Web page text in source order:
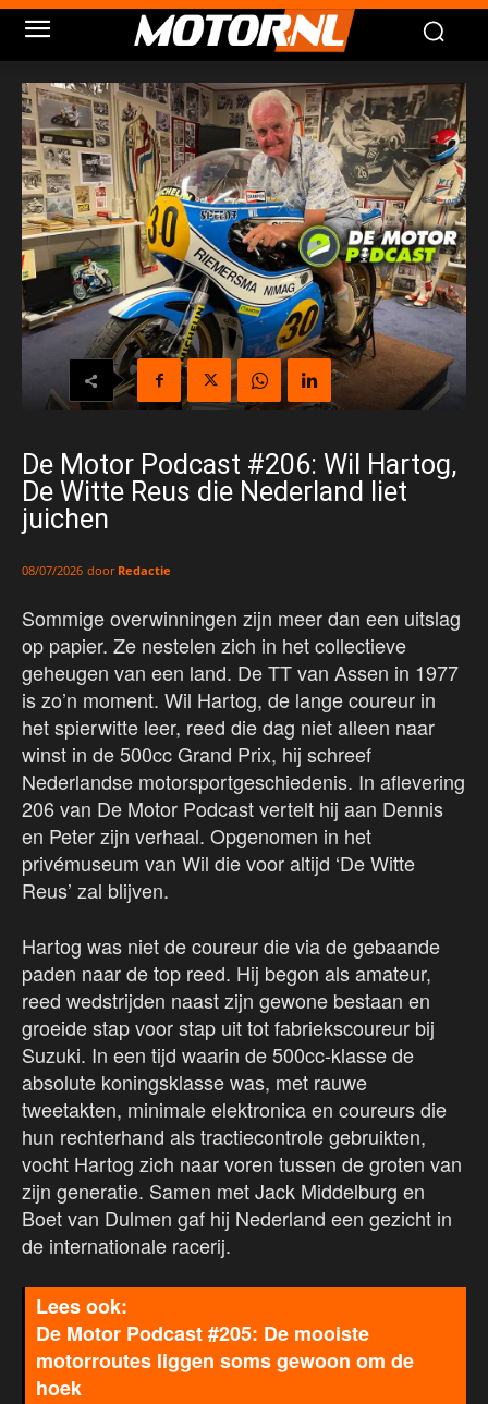
De Motor Podcast #206: Wil Hartog,
De Witte Reus die Nederland liet
juichen
08/07/2026 door Redactie
Sommige overwinningen zijn meer dan een uitslag
op papier. Ze nestelen zich in het collectieve
geheugen van een land. De TT van Assen in 1977
is zo’n moment. Wil Hartog, de lange coureur in
het spierwitte leer, reed die dag niet alleen naar
winst in de 500cc Grand Prix, hij schreef
Nederlandse motorsportgeschiedenis. In aflevering
206 van De Motor Podcast vertelt hij aan Dennis
en Peter zijn verhaal. Opgenomen in het
privémuseum van Wil die voor altijd ‘De Witte
Reus’ zal blijven.
Hartog was niet de coureur die via de gebaande
paden naar de top reed. Hij begon als amateur,
reed wedstrijden naast zijn gewone bestaan en
groeide stap voor stap uit tot fabriekscoureur bij
Suzuki. In een tijd waarin de 500cc-klasse de
absolute koningsklasse was, met rauwe
tweetakten, minimale elektronica en coureurs die
hun rechterhand als tractiecontrole gebruikten,
vocht Hartog zich naar voren tussen de groten van
zijn generatie. Samen met Jack Middelburg en
Boet van Dulmen gaf hij Nederland een gezicht in
de internationale racerij.
De Motor Podcast #205: De mooiste
motorroutes liggen soms gewoon om de
hoek